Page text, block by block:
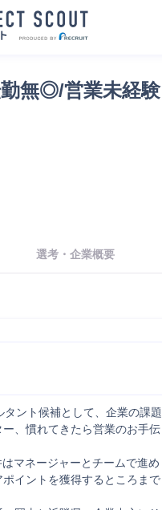
無◎/営業未経験
選考・企業概要
ント候補として、企業の課題
、慣れてきたら営業のお手伝
マネージャーとチームで進め
イントを獲得するところまで